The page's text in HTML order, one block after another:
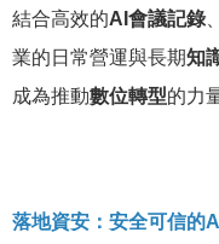
結合高效的AI會議記錄
業的日常營運與長期知
成為推動數位轉型的力
落地資安：安全可信的